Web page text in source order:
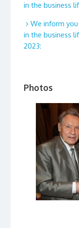
in the business
We inform
in the business
2023:
Photos